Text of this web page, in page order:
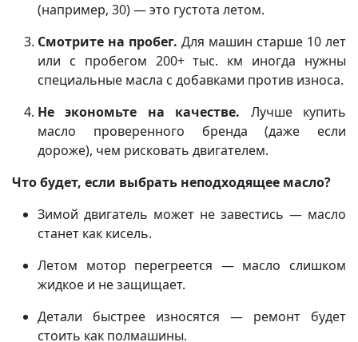
(например, 30) — это густота летом.
Смотрите на пробег. Для машин старше 10 лет
или с пробегом 200+ тыс. км иногда нужны
специальные масла с добавками против износа.
Не экономьте на качестве. Лучше купить
масло проверенного бренда (даже если
дороже), чем рисковать двигателем.
Что будет, если выбрать неподходящее масло?
Зимой двигатель может не завестись — масло
станет как кисель.
Летом мотор перегреется — масло слишком
жидкое и не защищает.
Детали быстрее износятся — ремонт будет
стоить как полмашины.